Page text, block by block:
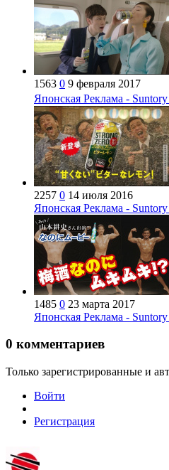
1563 0 9 февраля 2017
Японская Реклама -
2257 0 14 июля 2016
Японская Реклама -
1485 0 23 марта 2017
Японская Реклама -
0 комментариев
Только зарегистрированные и
Войти
Регистрация